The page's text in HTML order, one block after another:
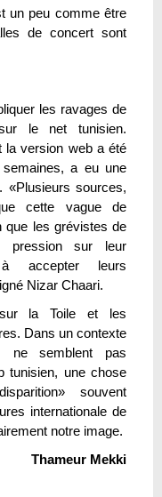
un peu comme être
de concert sont
les ravages de
le net tunisien.
la version web a été
a eu une
«Plusieurs sources,
cette vague de
que les grévistes de
pression sur leur
accepter leurs
Nizar Chaari.
sur la Toile et les
Dans un contexte
ne semblent pas
tunisien, une chose
souvent
internationale de
notre image.
Thameur Mekki